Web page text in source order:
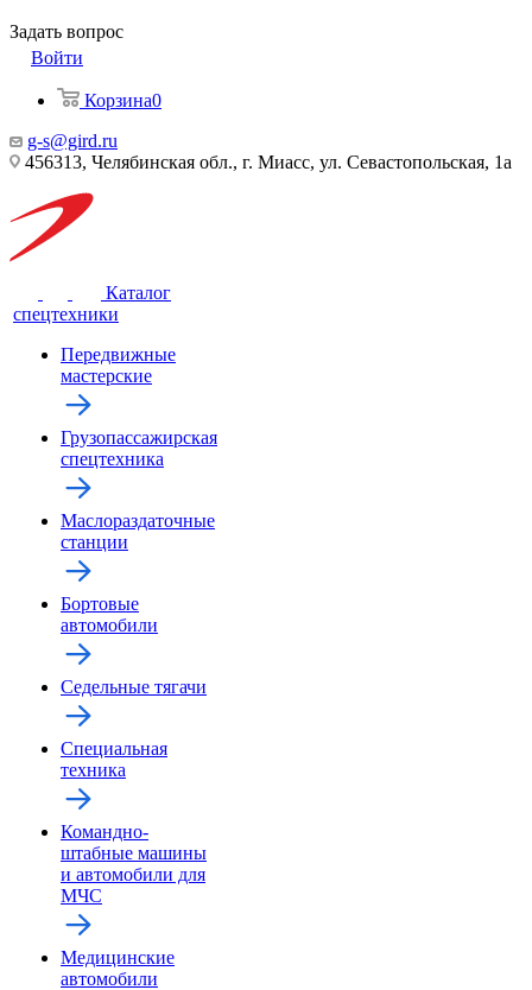
Задать вопрос
Войти
Корзина0
g-s@gird.ru
456313, Челябинская обл., г. Миасс, ул. Севастопольская, 1а
Каталог
спецтехники
Передвижные
мастерские
Грузопассажирская
спецтехника
Маслораздаточные
станции
Бортовые
автомобили
Седельные тягачи
Специальная
техника
Командно-
штабные машины
и автомобили для
МЧС
Медицинские
автомобили